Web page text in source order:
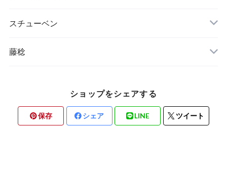
スチューベン
藤稔
ショップをシェアする
保存 シェア LINE ツイート